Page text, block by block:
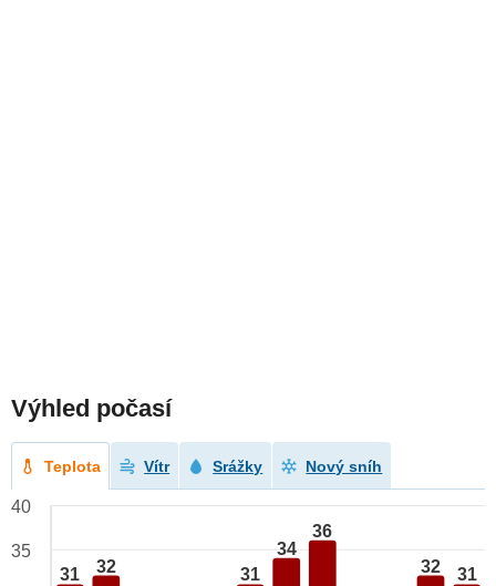
Výhled počasí
Teplota Vítr Srážky Nový sníh
31 32 31
34
36
32 31
40
35